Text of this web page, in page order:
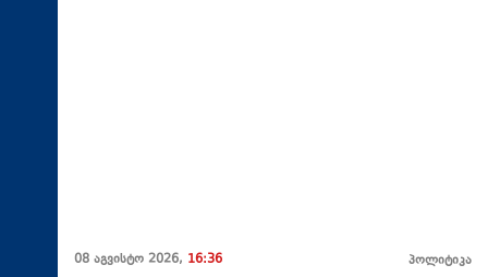
08 აგვისტო 2026, 16:36 პოლიტიკა